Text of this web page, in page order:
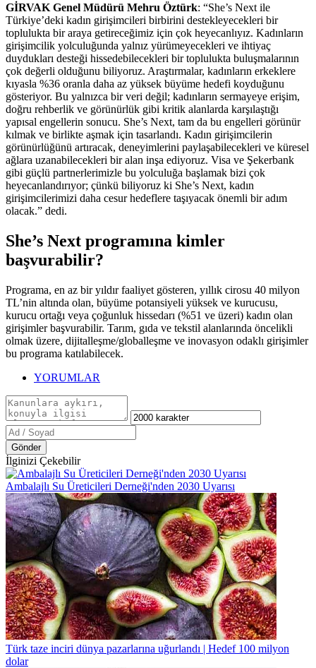
GİRVAK Genel Müdürü Mehru Öztürk: “She’s Next ile
Türkiye’deki kadın girişimcileri birbirini destekleyecekleri bir
toplulukta bir araya getireceğimiz için çok heyecanlıyız. Kadınların
girişimcilik yolculuğunda yalnız yürümeyecekleri ve ihtiyaç
duydukları desteği hissedebilecekleri bir toplulukta buluşmalarının
çok değerli olduğunu biliyoruz. Araştırmalar, kadınların erkeklere
kıyasla %36 oranla daha az yüksek büyüme hedefi koyduğunu
gösteriyor. Bu yalnızca bir veri değil; kadınların sermayeye erişim,
doğru rehberlik ve görünürlük gibi kritik alanlarda karşılaştığı
yapısal engellerin sonucu. She’s Next, tam da bu engelleri görünür
kılmak ve birlikte aşmak için tasarlandı. Kadın girişimcilerin
görünürlüğünü artıracak, deneyimlerini paylaşabilecekleri ve küresel
ağlara uzanabilecekleri bir alan inşa ediyoruz. Visa ve Şekerbank
gibi güçlü partnerlerimizle bu yolculuğa başlamak bizi çok
heyecanlandırıyor; çünkü biliyoruz ki She’s Next, kadın
girişimcilerimizi daha cesur hedeflere taşıyacak önemli bir adım
olacak.” dedi.
She’s Next programına kimler
başvurabilir?
Programa, en az bir yıldır faaliyet gösteren, yıllık cirosu 40 milyon
TL’nin altında olan, büyüme potansiyeli yüksek ve kurucusu,
kurucu ortağı veya çoğunluk hissedarı (%51 ve üzeri) kadın olan
girişimler başvurabilir. Tarım, gıda ve tekstil alanlarında öncelikli
olmak üzere, dijitalleşme/globalleşme ve inovasyon odaklı girişimler
bu programa katılabilecek.
YORUMLAR
Gönder
İlginizi Çekebilir
Ambalajlı Su Üreticileri Derneği'nden 2030 Uyarısı
Türk taze inciri dünya pazarlarına uğurlandı | Hedef 100 milyon
dolar